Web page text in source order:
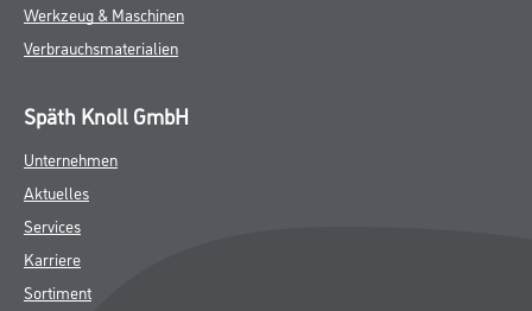
Werkzeug & Maschinen
Verbrauchsmaterialien
Späth Knoll GmbH
Unternehmen
Aktuelles
Services
Karriere
Sortiment